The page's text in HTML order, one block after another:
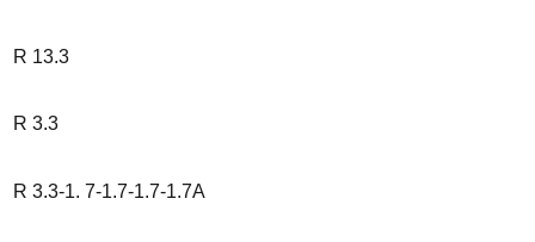
R 13.3
R 3.3
R 3.3-1. 7-1.7-1.7-1.7A